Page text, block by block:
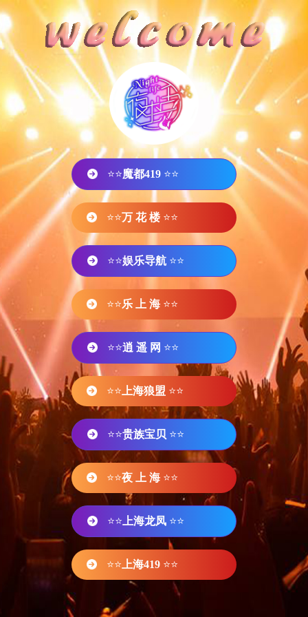
⭐⭐魔都419 ⭐⭐
⭐⭐万 花 楼 ⭐⭐
⭐⭐娱乐导航 ⭐⭐
⭐⭐乐 上 海 ⭐⭐
⭐⭐逍 遥 网 ⭐⭐
⭐⭐ 上海狼盟 ⭐⭐
⭐⭐贵族宝贝 ⭐⭐
⭐⭐夜 上 海 ⭐⭐
⭐⭐ 上海龙凤 ⭐⭐
⭐⭐ 上海419 ⭐⭐